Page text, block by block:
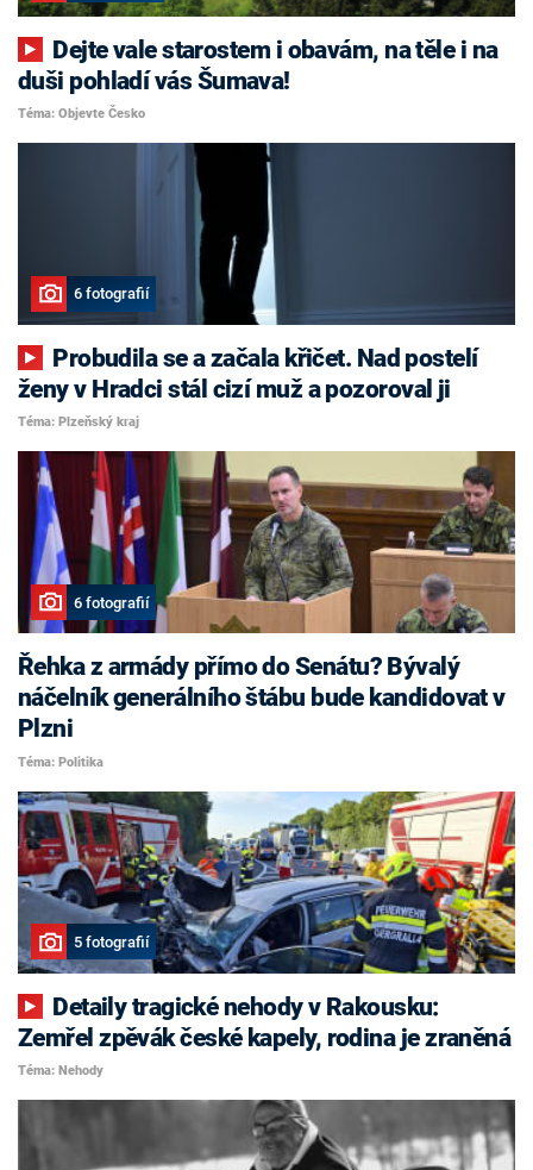
duši pohladí vás Šumava!
Téma: Objevte Česko
6 fotografií
ženy v Hradci stál cizí muž a pozoroval ji
Téma: Plzeňský kraj
6 fotografií
Řehka z armády přímo do Senátu? Bývalý
náčelník generálního štábu bude kandidovat v
Plzni
Téma: Politika
5 fotografií
Zemřel zpěvák české kapely, rodina je zraněná
Téma: Nehody